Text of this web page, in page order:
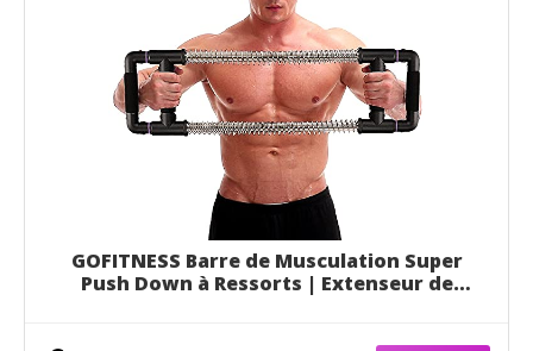
GOFITNESS Barre de Musculation Super
Push Down à Ressorts | Extenseur de